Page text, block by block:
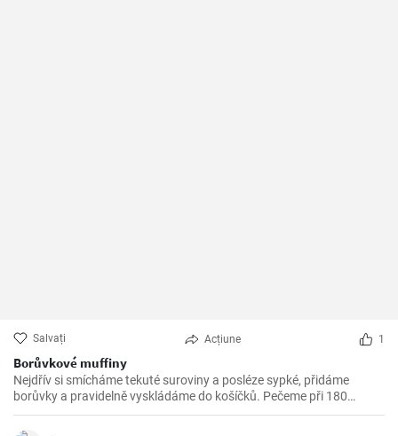
Salvați Acțiune 1
Borůvkové muffiny
Nejdřív si smícháme tekuté suroviny a posléze sypké, přidáme
borůvky a pravidelně vyskládáme do košíčků. Pečeme při 180
stupních 25 minut.